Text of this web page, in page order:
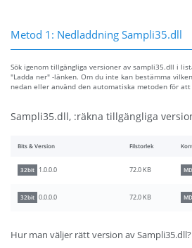
Metod 1: Nedladdning Sampli35.dll
Sök igenom tillgängliga versioner av sampli35.dll i
"Ladda ner" -länken. Om du inte kan bestämma
nedan eller använd den automatiska metoden för
Sampli35.dll, :räkna tillgängliga
Bits & Version Filstorlek
32bit 1.0.0.0 72.0 KB
32bit 0.0.0.0 72.0 KB
Hur man väljer rätt version av Sampli35.dll?